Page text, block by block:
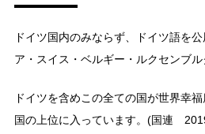
ドイツ国内のみならず、ドイツ語を
ア・スイス・ベルギー・ルクセンブル
ドイツを含めこの全ての国が世界幸
国の上位に入っています。(国連